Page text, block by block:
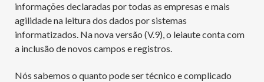
informações declaradas por todas as empresas e mais
agilidade na leitura dos dados por sistemas
informatizados. Na nova versão (V.9), o leiaute conta com
a inclusão de novos campos e registros.
Nós sabemos o quanto pode ser técnico e complicado